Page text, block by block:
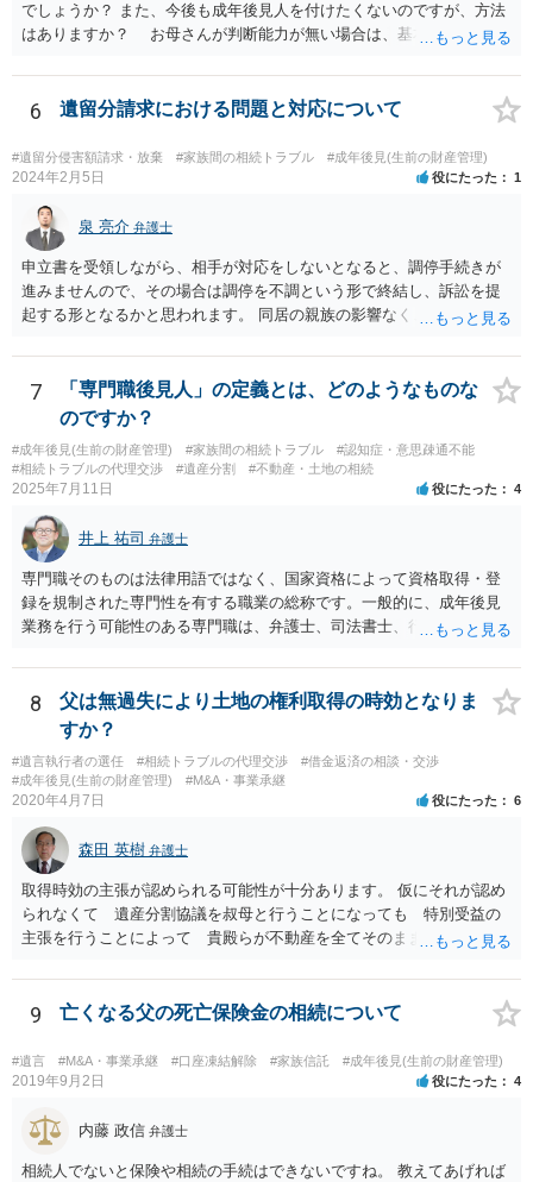
でしょうか？ また、今後も成年後見人を付けたくないのですが、方法
はありますか？ お母さんが判断能力が無い場合は、基本的に成年後
立て、お母さんに特別代理人をつけるという方法も考えられますが、
遺産分割だけでなく、その後の取得した遺産の管理もありますので
けるということでは解決できなさそうなので 後見人をつけるよう求め
られると思います。 弁護士に面談で相談された方がよいと思いま
6 遺留分請求における問題と対応について
#遺留分侵害額請求・放棄 #家族間の相続トラブル #成年後見(生前の財産管理)
2024年2月5日 役にたった 1
泉 亮介 弁護士
申立書を受領しながら、相手が対応をしないとなると、調停手続きが
進みませんので、その場合は調停を不調という形で終結し、訴訟を提
起する形となるかと思われます。 同居の親族の影響なく、というのは
め、後からひっくり返すということは難しくなってくるかと思われま
す。 公開相談の場でのご相談については、どうしても限界が出てしま
うため、一度個別にご相談をされることをお勧めいたします。
7
「専門職後見人」の定義とは、どのようなものな
のですか？
#成年後見(生前の財産管理) #家族間の相続トラブル
#認知症・意思疎通不能
#相続トラブルの代理交渉
#遺産分割 #不動産・土地の相続
2025年7月11日 役にたった 4
井上 祐司 弁護士
専門職そのものは法律用語ではなく、国家資格によって資格取得・登
録を規制された専門性を有する職業の総称です。一般的に、成年後見
業務を行う可能性のある専門職は、弁護士、司法書士、行政書士、税
士はほぼ無条件で成年後見人に選任されるわけではなく、基幹研修を
受講して継続研修を受講し続ける必要がありますが、家庭裁判所から
選任された場合には専門職後見人と呼ぶことになるでしょう。
8
父は無過失により土地の権利取得の時効となりま
すか？
#遺言執行者の選任 #相続トラブルの代理交渉
#借金返済の相談・交渉
#成年後見(生前の財産管理)
#M&A・事業承継
2020年4月7日 役にたった 6
森田 英樹 弁護士
取得時効の主張が認められる可能性が十分あります。 仮にそれが認め
られなくて 遺産分割協議を叔母と行うことになっても 特別受益の
主張を行うことによって 貴殿らが不動産を全てそのまま取得できる
9 亡くなる父の死亡保険金の相続について
#遺言 #M&A・事業承継 #口座凍結解除 #家族信託 #成年後見(生前の財産管理)
2019年9月2日 役にたった 4
内藤 政信 弁護士
相続人でないと保険や相続の手続はできないですね。 教えてあげれば